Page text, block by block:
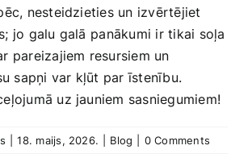
‌nesteidzieties un izvērtējiet
jo galu galā ⁢panākumi ir tikai soļa
pareizajiem resursiem un
sapņi var kļūt par īstenību.
uz jauniem sasniegumiem!
18. maijs, 2026. Blog 0 Comments